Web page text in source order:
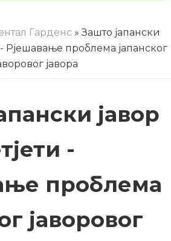
Гарденс » Зашто јапански
- Рјешавање проблема јапанског
јавора
јавор
-
проблема
јаворовог